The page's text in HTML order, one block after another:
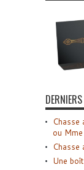
ou Mme
Chasse
Une